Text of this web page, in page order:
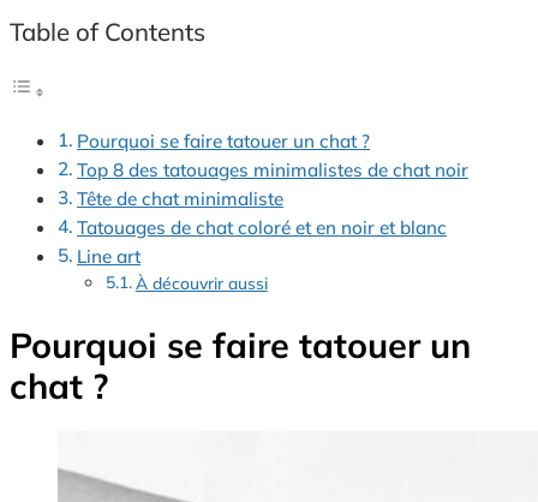
Table of Contents
Pourquoi se faire tatouer un chat ?
Top 8 des tatouages minimalistes de chat noir
Tête de chat minimaliste
Tatouages de chat coloré et en noir et blanc
Line art
À découvrir aussi
Pourquoi se faire tatouer un
chat ?